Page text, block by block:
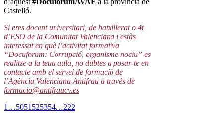
d’aquest #DocuforumAVAF a la província de
Castelló.
Si eres docent universitari, de batxillerat o 4t
d’ESO de la Comunitat Valenciana i estàs
interessat en què l’activitat formativa
“Docuforum: Corrupció, organisme nociu” es
realitze a la teua aula, no dubtes a posar-te en
contacte amb el servei de formació de
l’Agència Valenciana Antifrau a través de
formacio@antifraucv.es
1 …5051 525354…222